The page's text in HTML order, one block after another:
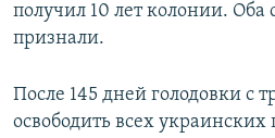
получил 10 лет колонии. Оба
признали.
После 145 дней голодовки с
освободить всех